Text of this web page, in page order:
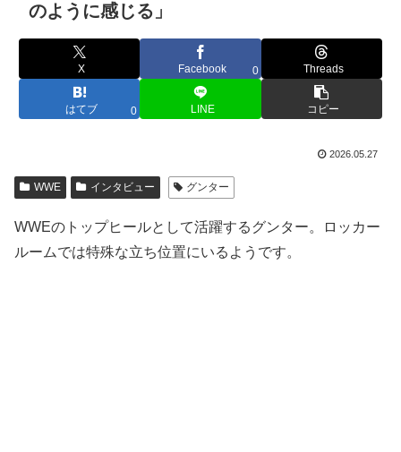
のように感じる」
X Facebook 0 Threads
はてブ 0 LINE コピー
2026.05.27
WWE インタビュー グンター
WWEのトップヒールとして活躍するグンター。ロッカー
ルームでは特殊な立ち位置にいるようです。